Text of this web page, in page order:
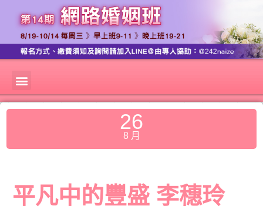
26
8 月
平凡中的豐盛 李穗玲